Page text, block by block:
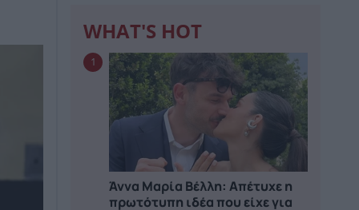
WHAT'S HOT
1
Άννα Μαρία Βέλλη: Απέτυχε η
πρωτότυπη ιδέα που είχε για